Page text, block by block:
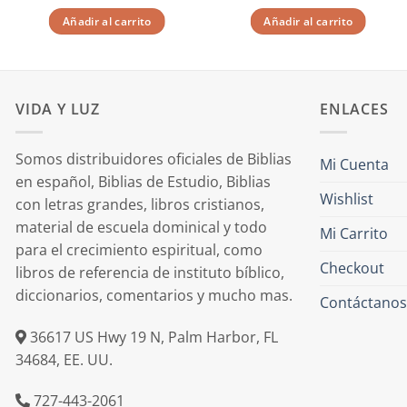
Añadir al carrito Añadir al carrito
VIDA Y LUZ
Somos distribuidores oficiales de Biblias
en español, Biblias de Estudio, Biblias
con letras grandes, libros cristianos,
material de escuela dominical y todo
para el crecimiento espiritual, como
libros de referencia de instituto bíblico,
diccionarios, comentarios y mucho mas.
36617 US Hwy 19 N, Palm Harbor, FL
34684, EE. UU.
727-443-2061
ENLACES
Mi Cuenta
Wishlist
Mi Carrito
Checkout
Contáctanos